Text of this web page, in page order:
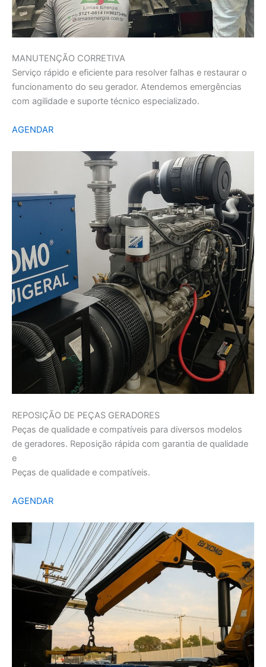
MANUTENÇÃO CORRETIVA
Serviço rápido e eficiente para resolver falhas e restaurar o
funcionamento do seu gerador. Atendemos emergências
com agilidade e suporte técnico especializado.
AGENDAR
REPOSIÇÃO DE PEÇAS GERADORES
Peças de qualidade e compatíveis para diversos modelos
de geradores. Reposição rápida com garantia de qualidade
e
Peças de qualidade e compatíveis.
AGENDAR